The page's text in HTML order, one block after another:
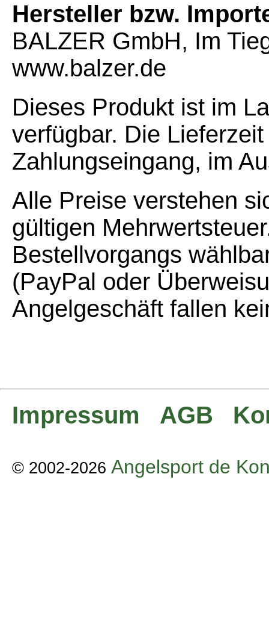
Hersteller bzw.
BALZER GmbH, Im
www.balzer.de
Dieses Produkt ist im
verfügbar. Die
Zahlungseingang, im
Alle Preise verstehen
gültigen
Bestellvorgangs
(PayPal oder
Angelgeschäft fallen
Impressum AGB
© 2002-2026 Angelsport de